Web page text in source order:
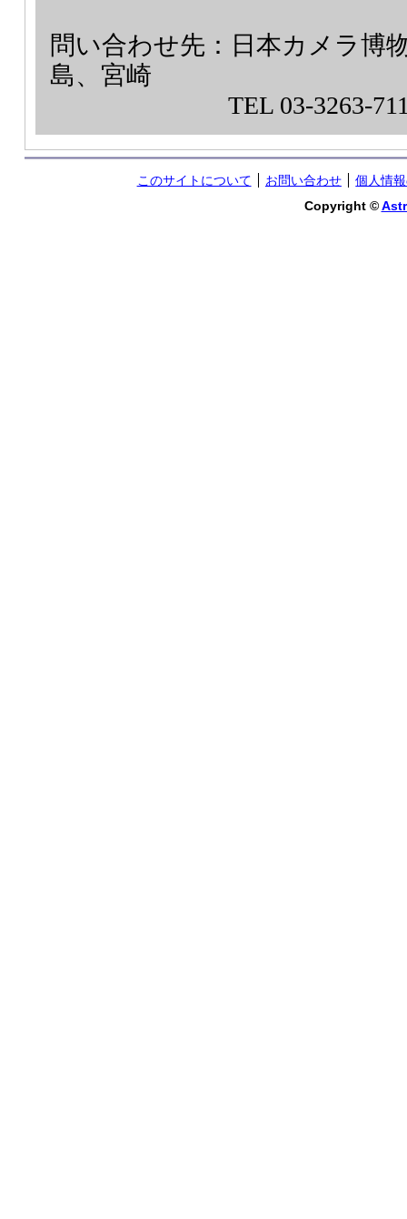
問い合わせ先： 日本カメラ博
島、宮崎
TEL 03-3263-
このサイトについて お問い合わせ
個人情
Copyright ©